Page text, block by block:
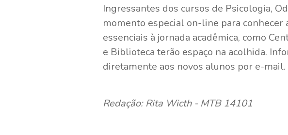
Ingressantes dos cursos de Psicologia,
momento especial on-line para
essenciais à jornada acadêmica, como
e Biblioteca terão espaço na acolhida.
diretamente aos novos alunos por e-mail.
Redação: Rita Wicth - MTB 14101